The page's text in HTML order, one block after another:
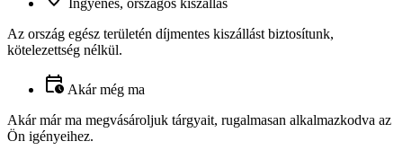
Ingyenes, országos kiszállás
Az ország egész területén díjmentes kiszállást biztosítunk,
kötelezettség nélkül.
Akár még ma
Akár már ma megvásároljuk tárgyait, rugalmasan alkalmazkodva az
Ön igényeihez.